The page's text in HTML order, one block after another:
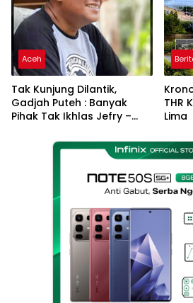
Aceh
Tak Kunjung Dilantik,
Gadjah Puteh : Banyak
Pihak Tak Ikhlas Jefry –
THR
Lima